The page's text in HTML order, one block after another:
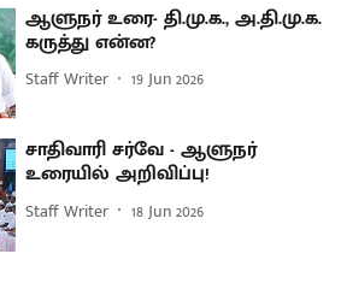
ஆளுநர் உரை- தி.மு.க., அ.தி.மு.க.
கருத்து என்ன?
Staff Writer 19 Jun 2026
சாதிவாரி சர்வே - ஆளுநர்
உரையில் அறிவிப்பு!
Staff Writer 18 Jun 2026